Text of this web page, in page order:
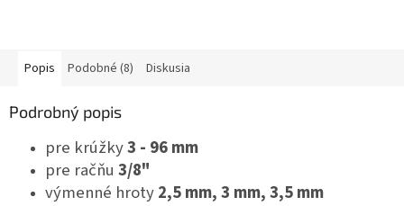
Popis Podobné (8) Diskusia
Podrobný popis
pre krúžky3 - 96 mm
pre račňu 3/8"
výmenné hroty2,5 mm, 3 mm, 3,5 mm